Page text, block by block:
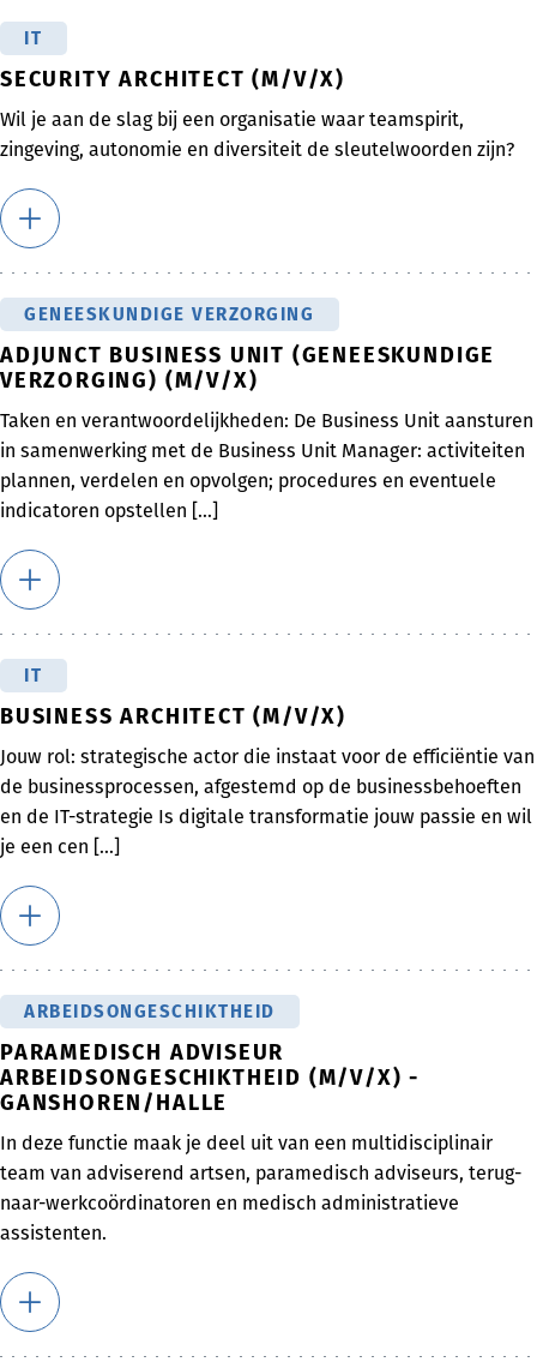
IT
SECURITY ARCHITECT (M/V/X)
Wil je aan de slag bij een organisatie waar teamspirit,
zingeving, autonomie en diversiteit de sleutelwoorden zijn?
GENEESKUNDIGE VERZORGING
ADJUNCT BUSINESS UNIT (GENEESKUNDIGE
VERZORGING) (M/V/X)
Taken en verantwoordelijkheden: De Business Unit aansturen
in samenwerking met de Business Unit Manager: activiteiten
plannen, verdelen en opvolgen; procedures en eventuele
indicatoren opstellen [...]
IT
BUSINESS ARCHITECT (M/V/X)
Jouw rol: strategische actor die instaat voor de efficiëntie van
de businessprocessen, afgestemd op de businessbehoeften
en de IT-strategie Is digitale transformatie jouw passie en wil
je een cen [...]
ARBEIDSONGESCHIKTHEID
PARAMEDISCH ADVISEUR
ARBEIDSONGESCHIKTHEID (M/V/X) -
GANSHOREN/HALLE
In deze functie maak je deel uit van een multidisciplinair
team van adviserend artsen, paramedisch adviseurs, terug-
naar-werkcoördinatoren en medisch administratieve
assistenten.